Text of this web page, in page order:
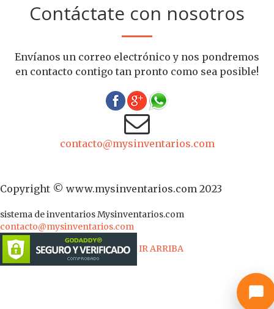
Contáctate con nosotros
Envíanos un correo electrónico y nos pondremos
en contacto contigo tan pronto como sea posible!
contacto@mysinventarios.com
Copyright © www.mysinventarios.com 2023
sistema de inventariosMysinventarios.com
contacto@mysinventarios.com
IR ARRIBA